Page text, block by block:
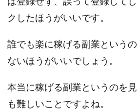
クしたほうがいいです。
誰でも楽に稼げる副業という
ないほうがいいでしょう。
本当に稼げる副業というのを
も難しいことですよね。
プラチナメソッド2024
フルーツ(スマホをタップするだけ!?)
ほったらかしFX運営事務局